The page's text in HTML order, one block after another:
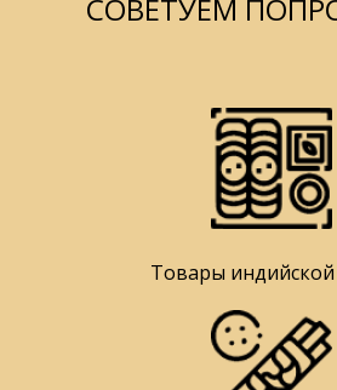
СОВЕТУЕМ
Товары индийской